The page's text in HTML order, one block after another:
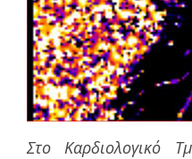
Στο Καρδιολογικό